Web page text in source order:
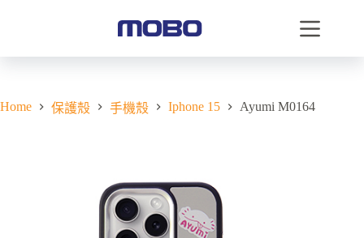
Home 保護殼 手機殼 Iphone 15 Ayumi M0164